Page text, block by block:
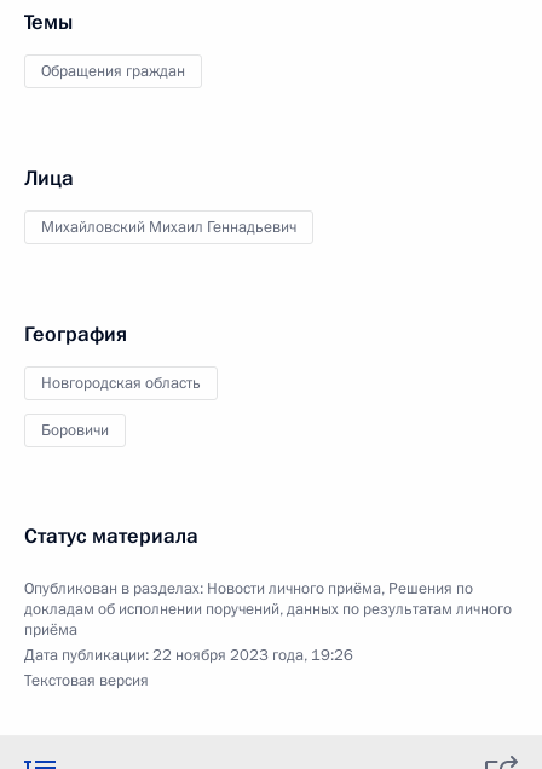
Темы
Обращения граждан
Лица
Михайловский Михаил Геннадьевич
География
Новгородская область
Боровичи
Статус материала
Опубликован в разделах: Новости личного приёма, Решения по
докладам об исполнении поручений, данных по результатам личного
приёма
Дата публикации:22 ноября 2023 года, 19:26
Текстовая версия